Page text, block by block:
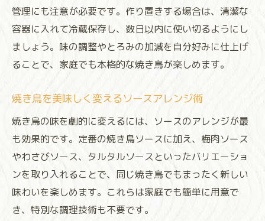
管理にも注意が必要です。作り置きする場合は、清潔な
容器に入れて冷蔵保存し、数日以内に使い切るようにし
ましょう。味の調整やとろみの加減を自分好みに仕上げ
ることで、家庭でも本格的な焼き鳥が楽しめます。
焼き鳥を美味しく変えるソースアレンジ術
焼き鳥の味を劇的に変えるには、ソースのアレンジが最
も効果的です。定番の焼き鳥ソースに加え、梅肉ソース
やわさびソース、タルタルソースといったバリエーショ
ンを取り入れることで、同じ焼き鳥でもまったく新しい
味わいを楽しめます。これらは家庭でも簡単に用意で
き、特別な調理技術も不要です。